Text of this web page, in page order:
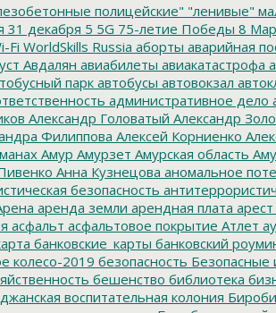
полицейские" "ленивые"
31 декабря 5 5G 75-летие Победы 8
Fi WorldSkills Russia аборты аварийная
Авдалян авиабилеты авиакатастрофа
парк автобусы автовокзал
административное дело
Александр Головатый Александр
Филиппова Алексей Корниенко
Амур Амурзет Амурская область
Анна Кузнецова аномальное
безопасность
аренда земли арендная плата арест
асфальт асфальтовое покрытие Атлет
банковские_карты банковский
колесо-2019 безопасность Безопасные
бешенство библиотека
воспитательная колония